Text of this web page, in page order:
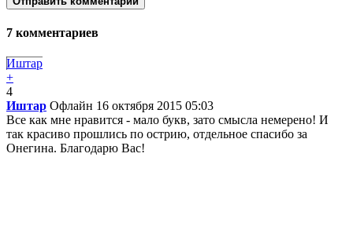
7 комментариев
Иштар
+
4
Иштар Офлайн 16 октября 2015 05:03
Все как мне нравится - мало букв, зато смысла немерено! И
так красиво прошлись по острию, отдельное спасибо за
Онегина. Благодарю Вас!